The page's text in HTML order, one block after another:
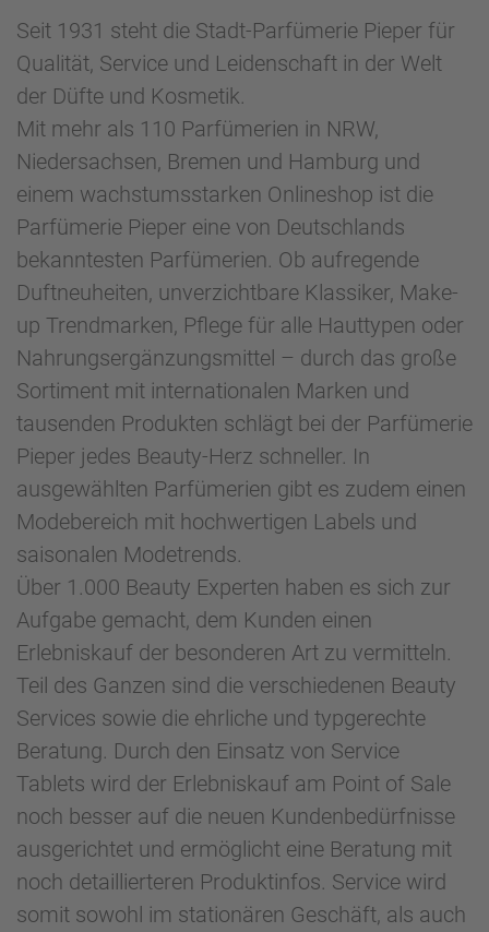
Seit 1931 steht die Stadt-Parfümerie Pieper für
Qualität, Service und Leidenschaft in der Welt
der Düfte und Kosmetik.
Mit mehr als 110 Parfümerien in NRW,
Niedersachsen, Bremen und Hamburg und
einem wachstumsstarken Onlineshop ist die
Parfümerie Pieper eine von Deutschlands
bekanntesten Parfümerien. Ob aufregende
Duftneuheiten, unverzichtbare Klassiker, Make-
up Trendmarken, Pflege für alle Hauttypen oder
Nahrungsergänzungsmittel – durch das große
Sortiment mit internationalen Marken und
tausenden Produkten schlägt bei der Parfümerie
Pieper jedes Beauty-Herz schneller. In
ausgewählten Parfümerien gibt es zudem einen
Modebereich mit hochwertigen Labels und
saisonalen Modetrends.
Über 1.000 Beauty Experten haben es sich zur
Aufgabe gemacht, dem Kunden einen
Erlebniskauf der besonderen Art zu vermitteln.
Teil des Ganzen sind die verschiedenen Beauty
Services sowie die ehrliche und typgerechte
Beratung. Durch den Einsatz von Service
Tablets wird der Erlebniskauf am Point of Sale
noch besser auf die neuen Kundenbedürfnisse
ausgerichtet und ermöglicht eine Beratung mit
noch detaillierteren Produktinfos. Service wird
somit sowohl im stationären Geschäft, als auch